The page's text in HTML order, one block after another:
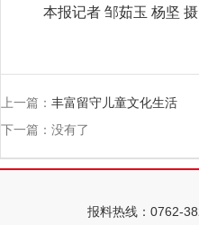
本报记者 邹茹玉 杨坚 摄
上一篇： 丰富留守儿童文化生活
下一篇：没有了